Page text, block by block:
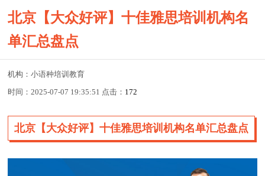
北京【大众好评】十佳雅思培训机构名
单汇总盘点
机构：小语种培训教育
时间：2025-07-07 19:35:51 点击： 172
北京【大众好评】十佳雅思培训机构名单汇总盘点